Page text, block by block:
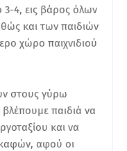
3-4, εις βάρος όλων
και των παιδιών
χώρο παιχνιδιού
στους γύρω
παιδιά να
και να
αφού οι